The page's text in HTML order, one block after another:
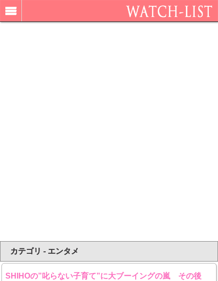
カテゴリ - エンタメ
SHIHOの”叱らない子育て”に大ブーイングの嵐 その後